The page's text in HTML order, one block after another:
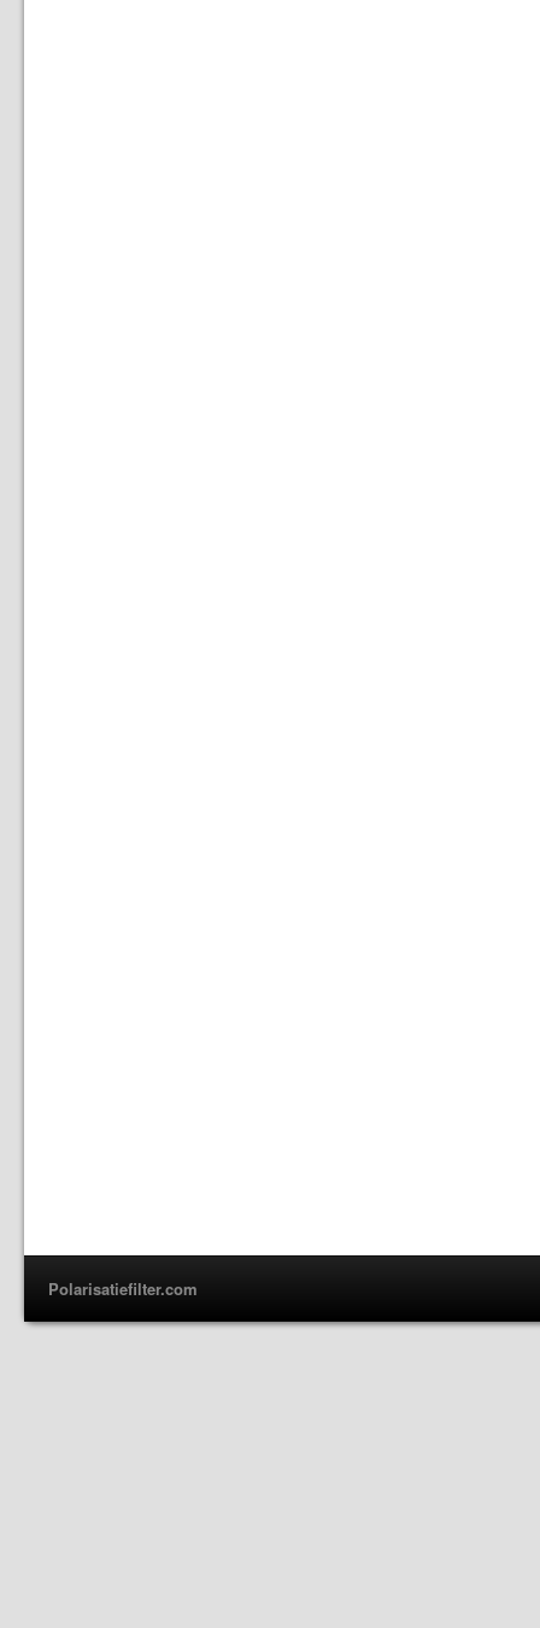
Polarisatiefilter.com